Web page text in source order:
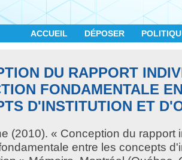
ACCUEIL DÉPOSER
DU RAPPORT
FONDAMENTALE
D'INSTITUTION ET
(2010). « Conception du rapport
entre les concepts